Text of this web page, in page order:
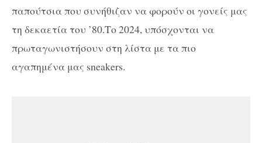
παπούτσια που συνήθιζαν να φορούν οι γονείς μας
τη δεκαετία του ’80.Το 2024, υπόσχονται να
πρωταγωνιστήσουν στη λίστα με τα πιο
αγαπημένα μας sneakers.